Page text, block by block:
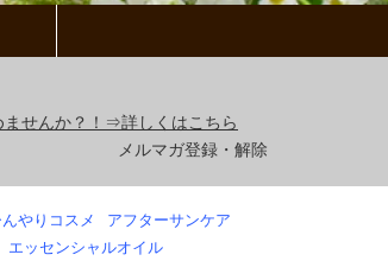
ませんか？！⇒詳しくはこちら
メルマガ登録・解除
やりコスメ
アフターサンケア
エッセンシャルオイル